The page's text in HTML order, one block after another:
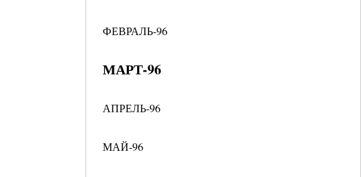
ФЕВРАЛЬ-96
МАРТ-96
АПРЕЛЬ-96
МАЙ-96